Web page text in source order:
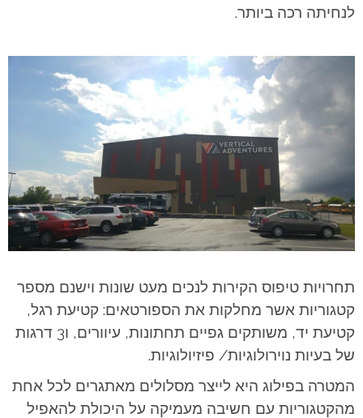
לנחיתה רכה ביותר.
תחרויות טיפוס הקירות לנכים מעט שונות וישנם מספר
קטגוריות אשר מחלקות את הספורטאים: קטיעת רגל,
קטיעת יד, משותקים גפיים תחתונות, עיוורים, ו3 דרגות
של בעיות נוירולוגיות/ פיזיולוגיות.
המטרה בפילוג היא לייצר מסלולים מאתגרים לכל אחת
מהקטגוריות עם חשיבה מעמיקה על היכולת להאפיל